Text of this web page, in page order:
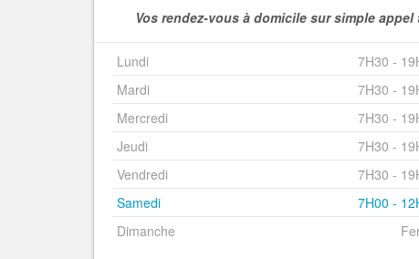
Vos rendez-vous à domicile sur simple
Lundi
7H30 -
Mardi
7H30 -
Mercredi
7H30 -
Jeudi
7H30 -
Vendredi
7H30 -
Samedi
7H00 -
Dimanche